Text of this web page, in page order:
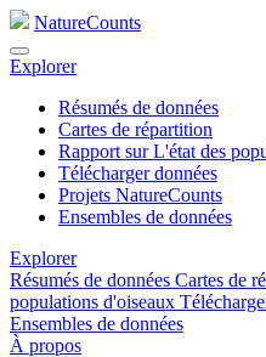
NatureCounts
Explorer
Résumés de données
Cartes de répartition
Rapport sur L'état des
Télécharger données
Projets NatureCounts
Ensembles de données
Explorer
Résumés de données Cartes de
populations d'oiseaux
Ensembles de données
À propos